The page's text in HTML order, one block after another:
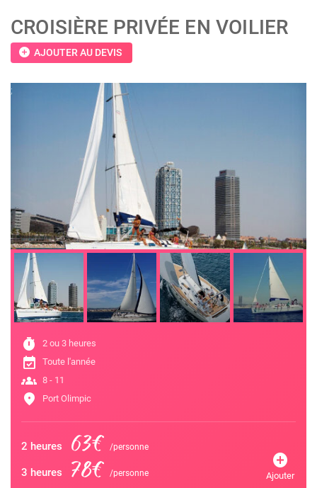
CROISIÈRE PRIVÉE EN VOILIER
add_circle AJOUTER AU DEVIS
;
timer 2 ou 3 heures
event_available Toute l'année
groups 8 - 11
location_on Port Olimpic
2 heures 63€ /personne
3 heures 78€ /personne
add_circle
Ajouter